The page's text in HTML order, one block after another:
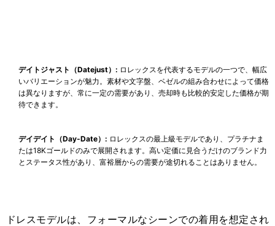
デイトジャスト（Datejust）: ロレックスを代表するモデルの一つで、幅広
いバリエーションが魅力。素材や文字盤、ベゼルの組み合わせによって価格
は異なりますが、常に一定の需要があり、売却時も比較的安定した価格が期
待できます。
デイデイト（Day-Date）: ロレックスの最上級モデルであり、プラチナま
たは18Kゴールドのみで展開されます。高い定価に見合うだけのブランド力
とステータス性があり、富裕層からの需要が途切れることはありません。
ドレスモデルは、フォーマルなシーンでの着用を想定され